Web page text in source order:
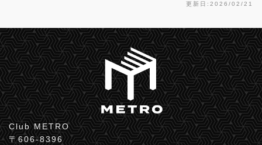
更新日:2026/02/21
Club METRO
〒606-8396